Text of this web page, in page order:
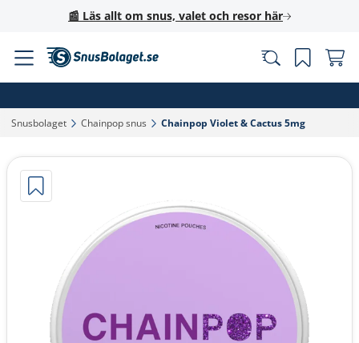
📰 Läs allt om snus, valet och resor här
Snusbolaget‎ Chainpop snus‎ Chainpop Violet & Cactus 5mg‎